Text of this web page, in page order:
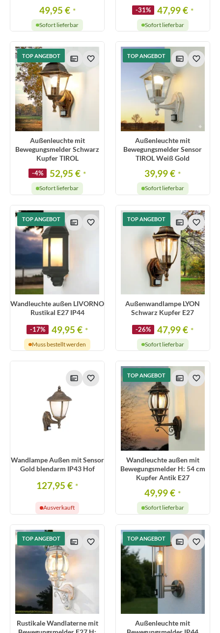
49,95 € *
Sofort lieferbar
-31% 47,99 € *
Sofort lieferbar
TOP ANGEBOT
Außenleuchte mit
Bewegungsmelder Schwarz
Kupfer TIROL
-4% 52,95 € *
Sofort lieferbar
TOP ANGEBOT
Außenleuchte mit
Bewegungsmelder Sensor
TIROL Weiß Gold
39,99 € *
Sofort lieferbar
TOP ANGEBOT
Wandleuchte außen LIVORNO
Rustikal E27 IP44
-17% 49,95 € *
Muss bestellt werden
TOP ANGEBOT
Außenwandlampe LYON
Schwarz Kupfer E27
-26% 47,99 € *
Sofort lieferbar
Wandlampe Außen mit Sensor
Gold blendarm IP43 Hof
127,95 € *
Ausverkauft
TOP ANGEBOT
Wandleuchte außen mit
Bewegungsmelder H: 54 cm
Kupfer Antik E27
49,99 € *
Sofort lieferbar
TOP ANGEBOT
Rustikale Wandlaterne mit
TOP ANGEBOT
Außenleuchte mit